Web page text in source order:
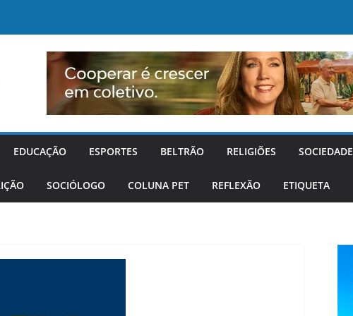
EDUCAÇÃO ESPORTES BELTRÃO RELIGIÕES SOCIEDADE
SOCIÓLOGO COLUNA PET REFLEXÃO ETIQUETA